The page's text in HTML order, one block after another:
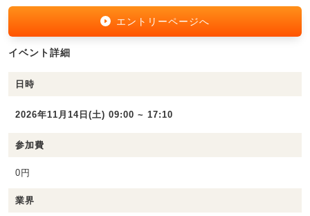
エントリーページへ
イベント詳細
日時
2026年11月14日(土) 09:00 ~ 17:10
参加費
0円
業界